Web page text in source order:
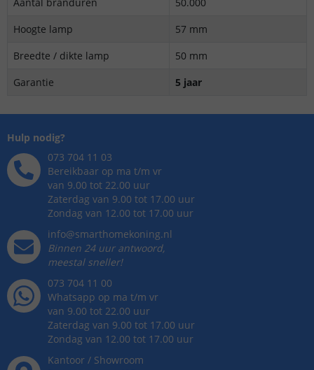
Hoogte lamp
57 mm
Breedte / dikte lamp
50 mm
Garantie
5 jaar
Hulp nodig?
073 704 11 03
Bereikbaar op ma t/m vr
van 9.00 tot 22.00 uur
Zaterdag van 9.00 tot 17.00 uur
Zondag van 12.00 tot 17.00 uur
info@smarthomekoning.nl
Binnen 24 uur antwoord,
meestal sneller!
073 704 11 00
Whatsapp op ma t/m vr
van 9.00 tot 22.00 uur
Zaterdag van 9.00 tot 17.00 uur
Zondag van 12.00 tot 17.00 uur
Kantoor / Showroom